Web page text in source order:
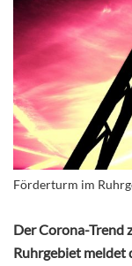
Förderturm im
Der Corona-Trend
Ruhrgebiet meldet